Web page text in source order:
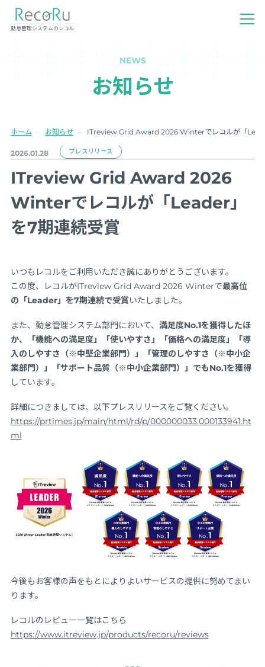
勤怠管理システムのレコル
NEWS
お知らせ
ホーム お知らせ ITreview Grid Award 2026 Winterでレコルが「
2026.01.28 プレスリリース
ITreview Grid Award 2026
Winterでレコルが「Leader」
を7期連続受賞
いつもレコルをご利用いただき誠にありがとうございます。
この度、レコルがITreview Grid Award 2026 Winterで最高位
の「Leader」を7期連続で受賞いたしました。
また、勤怠管理システム部門において、 満足度No.1を獲得したほ
か、「機能への満足度」「使いやすさ」「価格への満足度」「導
入のしやすさ（※中堅企業部門）」「管理のしやすさ（※中小企
業部門）」「サポート品質（※中小企業部門）」でもNo.1を獲得
しています。
詳細につきましては、以下プレスリリースをご覧ください。
https://prtimes.jp/main/html/rd/p/000000033.000133941.ht
ml
今後もお客様の声をもとによりよいサービスの提供に努めてまい
ります。
レコルのレビュー一覧はこちら
https://www.itreview.jp/products/recoru/reviews